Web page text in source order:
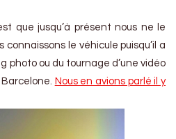
que jusqu’à présent nous ne le
connaissons le véhicule puisqu’il a
photo ou du tournage d’une vidéo
Nous en avions parlé il y